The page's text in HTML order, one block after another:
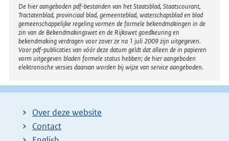
Disclaimer
De hier aangeboden pdf-bestanden van het Staatsblad, Staatscourant,
Tractatenblad, provinciaal blad, gemeenteblad, waterschapsblad en blad
gemeenschappelijke regeling vormen de formele bekendmakingen in de
zin van de Bekendmakingswet en de Rijkswet goedkeuring en
bekendmaking verdragen voor zover ze na 1 juli 2009 zijn uitgegeven.
Voor pdf-publicaties van vóór deze datum geldt dat alleen de in papieren
vorm uitgegeven bladen formele status hebben; de hier aangeboden
elektronische versies daarvan worden bij wijze van service aangeboden.
Over deze website
Contact